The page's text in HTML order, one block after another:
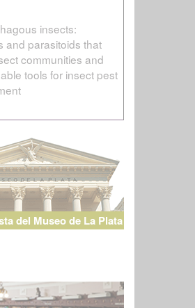
insects:
and parasitoids that
communities and
tools for insect pest
del Museo de La Plata